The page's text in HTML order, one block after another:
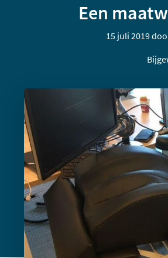
Een
15 juli 2019